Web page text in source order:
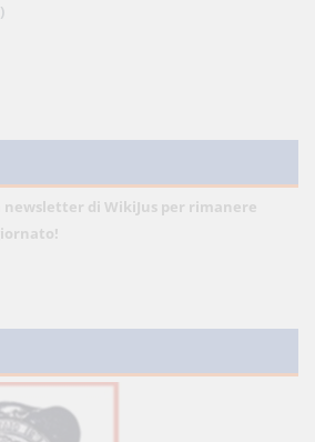
newsletter di WikiJus per rimanere